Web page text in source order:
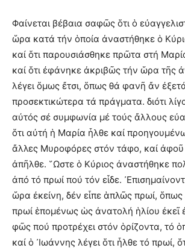
Φαίνεται βέβαια σαφῶς ὅτι ὁ
ὥρα κατά τήν ὁποία ἀναστήθηκε ὁ
καί ὅτι παρουσιάσθηκε πρῶτα στή
καί ὅτι ἐφάνηκε ἀκριβῶς τήν ὥρα τῆς
λέγει ὅμως ἔτσι, ὅπως θά φανῆ ἄν
προσεκτικώτερα τά πράγματα. διότι
αὐτός σέ συμφωνία μέ τούς ἄλλους
ὅτι αὐτή ἡ Μαρία ἦλθε καί
ἄλλες Μυροφόρες στόν τάφο, καί ἀφοῦ
ἀπῆλθε. ῞Ωστε ὁ Κύριος ἀναστήθηκε
ἀπό τό πρωί πού τόν εἶδε.
ὥρα ἐκείνη, δέν εἶπε ἁπλῶς πρωί,
πρωί ἑπομένως ὡς ἀνατολή ἡλίου ἐκεῖ
φῶς πού προτρέχει στόν ὁρίζοντα, τό
καί ὁ ᾿Ιωάννης λέγει ὅτι ἦλθε τό πρωί,